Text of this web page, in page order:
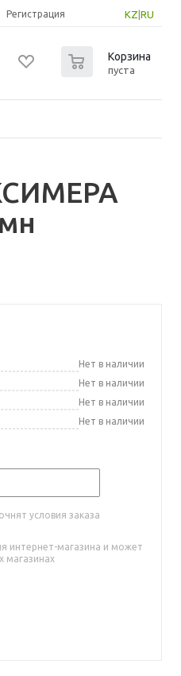
KZ RU
Регистрация
Корзина
пуста
Нет в наличии
Нет в наличии
Нет в наличии
Нет в наличии
условия заказа
интернет-магазина и может
магазинах